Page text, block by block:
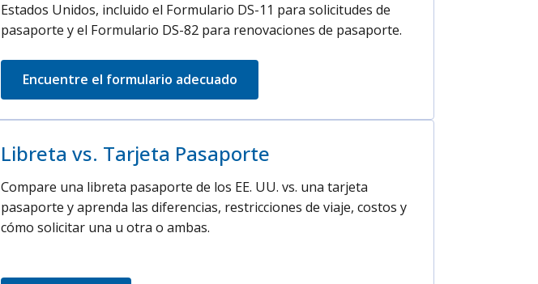
Estados Unidos, incluido el Formulario DS-11 para solicitudes de
pasaporte y el Formulario DS-82 para renovaciones de pasaporte.
Encuentre el formulario adecuado
Libreta vs. Tarjeta Pasaporte
Compare una libreta pasaporte de los EE. UU. vs. una tarjeta
pasaporte y aprenda las diferencias, restricciones de viaje, costos y
cómo solicitar una u otra o ambas.